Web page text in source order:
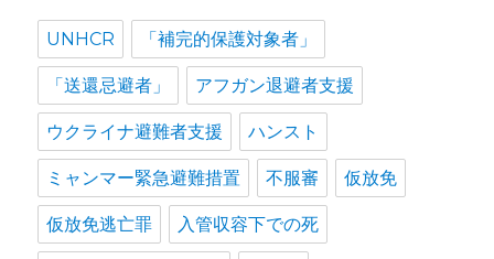
UNHCR 「補完的保護対象者」
「送還忌避者」 アフガン退避者支援
ウクライナ避難者支援 ハンスト
ミャンマー緊急避難措置 不服審 仮放免
仮放免逃亡罪 入管収容下での死